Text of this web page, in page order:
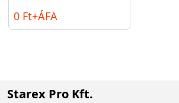
0 Ft+ÁFA
Starex Pro Kft.